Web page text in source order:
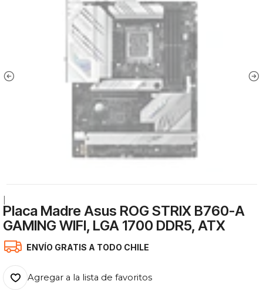
Placa Madre Asus ROG STRIX B760-A
GAMING WIFI, LGA 1700 DDR5, ATX
ENVÍO GRATIS A TODO CHILE
Agregar a la lista de favoritos